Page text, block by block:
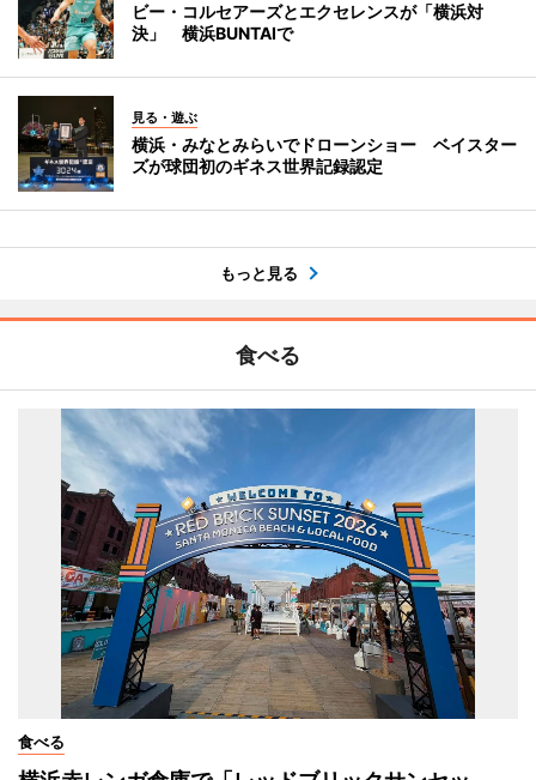
ビー・コルセアーズとエクセレンスが「横浜対
決」 横浜BUNTAIで
見る・遊ぶ
横浜・みなとみらいでドローンショー ベイスター
ズが球団初のギネス世界記録認定
もっと見る
食べる
食べる